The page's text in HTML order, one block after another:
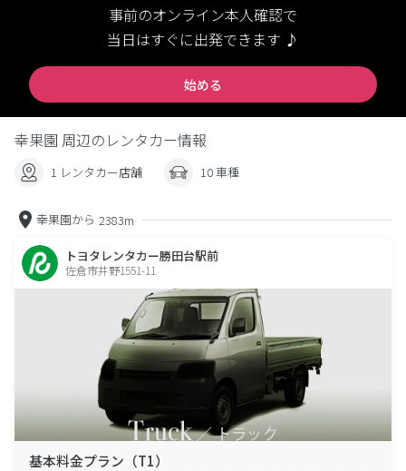
事前のオンライン本人確認で
当日はすぐに出発できます ♪
始める
幸果園 周辺のレンタカー情報
1 レンタカー店舗 10 車種
幸果園から 2383m
トヨタレンタカー勝田台駅前
佐倉市井野1551-11
基本料金プラン（T1）